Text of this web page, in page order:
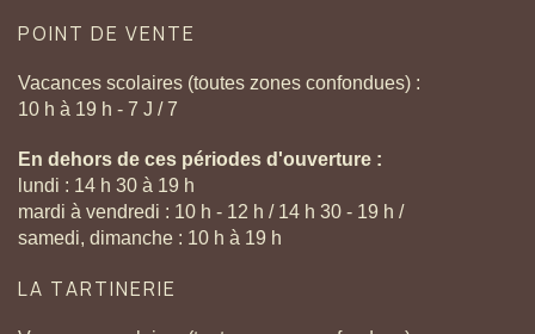
POINT DE VENTE
Vacances scolaires (toutes zones confondues) :
10 h à 19 h - 7 J / 7
En dehors de ces périodes d'ouverture :
lundi : 14 h 30 à 19 h
mardi à vendredi : 10 h - 12 h / 14 h 30 - 19 h /
samedi, dimanche : 10 h à 19 h
LA TARTINERIE